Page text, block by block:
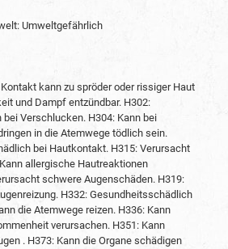
Umweltgefährlich
kann zu spröder oder rissiger Haut
und Dampf entzündbar. H302:
Verschlucken. H304: Kann bei
in die Atemwege tödlich sein.
bei Hautkontakt. H315: Verursacht
allergische Hautreaktionen
schwere Augenschäden. H319:
H332: Gesundheitsschädlich
die Atemwege reizen. H336: Kann
verursachen. H351: Kann
. H373: Kann die Organe schädigen